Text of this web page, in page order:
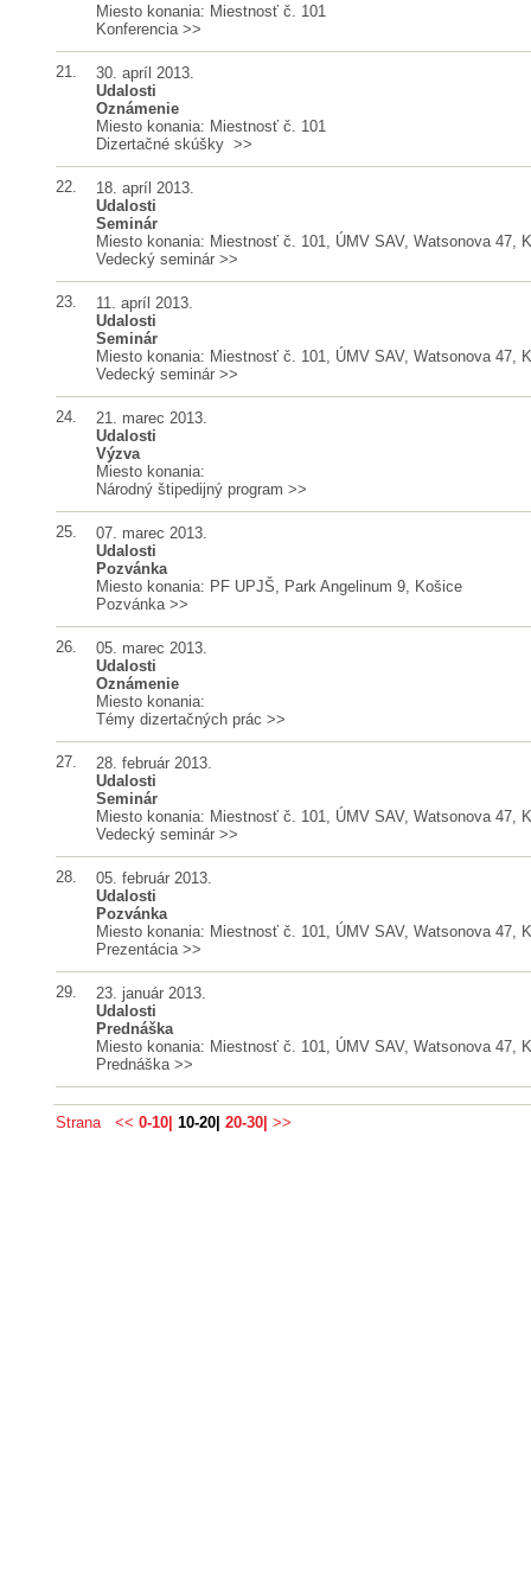
Miesto konania: Miestnosť č. 101
Konferencia >>
21.
30. apríl 2013.
Udalosti
Oznámenie
Miesto konania: Miestnosť č. 101
Dizertačné skúšky >>
22.
18. apríl 2013.
Udalosti
Seminár
Miesto konania: Miestnosť č. 101, ÚMV SAV, Watsonova 47,
Vedecký seminár >>
23.
11. apríl 2013.
Udalosti
Seminár
Miesto konania: Miestnosť č. 101, ÚMV SAV, Watsonova 47,
Vedecký seminár >>
24.
21. marec 2013.
Udalosti
Výzva
Miesto konania:
Národný štipedijný program >>
25.
07. marec 2013.
Udalosti
Pozvánka
Miesto konania: PF UPJŠ, Park Angelinum 9, Košice
Pozvánka >>
26.
05. marec 2013.
Udalosti
Oznámenie
Miesto konania:
Témy dizertačných prác >>
27.
28. február 2013.
Udalosti
Seminár
Miesto konania: Miestnosť č. 101, ÚMV SAV, Watsonova 47,
Vedecký seminár >>
28.
05. február 2013.
Udalosti
Pozvánka
Miesto konania: Miestnosť č. 101, ÚMV SAV, Watsonova 47,
Prezentácia >>
29.
23. január 2013.
Udalosti
Prednáška
Miesto konania: Miestnosť č. 101, ÚMV SAV, Watsonova 47,
Prednáška >>
Strana << 0-10| 10-20| 20-30| >>